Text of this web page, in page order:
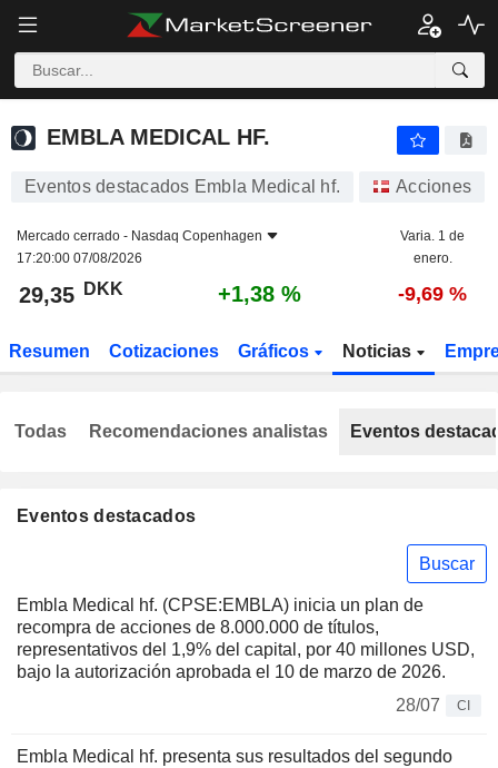
EMBLA MEDICAL HF.
EMBLA MEDICAL HF.
Eventos destacados Embla Medical hf. Acciones
Mercado cerrado - Nasdaq Copenhagen
17:20:00 07/08/2026
Varia. 1 de
enero.
29,35 DKK +1,38 % -9,69 %
Resumen Cotizaciones Gráficos Noticias
Eventos destacados
Buscar
Embla Medical hf. (CPSE:EMBLA) inicia un plan de
recompra de acciones de 8.000.000 de títulos,
representativos del 1,9% del capital, por 40 millones USD,
bajo la autorización aprobada el 10 de marzo de 2026.
28/07
CI
Embla Medical hf. presenta sus resultados del segundo
Todas Recomendaciones analistas Eventos